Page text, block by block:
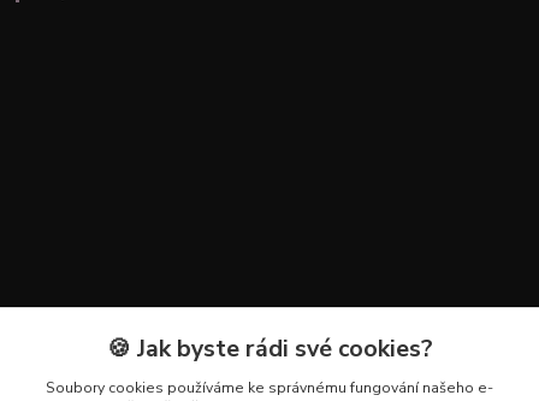
Kontakty🍪 Jak byste rádi své cookies?
Soubory cookies používáme ke správnému fungování našeho e-